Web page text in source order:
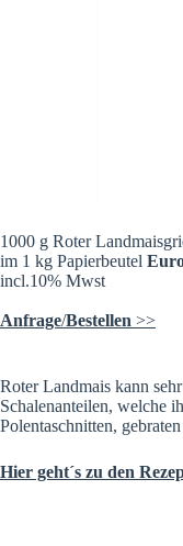
1000 g Roter
im 1 kg Papierbeutel
incl.10% Mwst
Anfrage/Bestellen >>
Roter Landmais kann
Schalenanteilen, welche
Polentaschnitten,
Hier geht´s zu den